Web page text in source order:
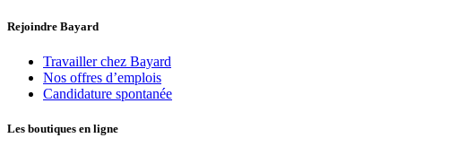
Rejoindre Bayard
Travailler chez Bayard
Nos offres d’emplois
Candidature spontanée
Les boutiques en ligne